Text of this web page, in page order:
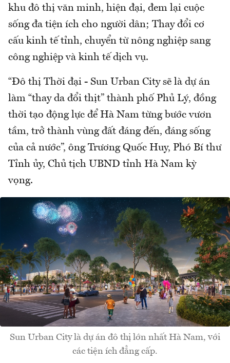
khu đô thị văn minh, hiện đại, đem lại cuộc
sống đa tiện ích cho người dân; Thay đổi cơ
cấu kinh tế tỉnh, chuyển từ nông nghiệp sang
công nghiệp và kinh tế dịch vụ.
“Đô thị Thời đại - Sun Urban City sẽ là dự án
làm “thay da đổi thịt” thành phố Phủ Lý, đồng
thời tạo động lực để Hà Nam từng bước vươn
tầm, trở thành vùng đất đáng đến, đáng sống
của cả nước”, ông Trương Quốc Huy, Phó Bí thư
Tỉnh ủy, Chủ tịch UBND tỉnh Hà Nam kỳ
vọng.
Sun Urban City là dự án đô thị lớn nhất Hà Nam, với
các tiện ích đẳng cấp.